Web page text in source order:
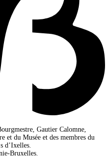
Gautier Calomne,
et du Musée et des membres du
d’Ixelles.
Bruxelles.